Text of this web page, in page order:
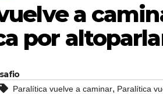
a
por
Paralítica vuelve a caminar, Paralítica